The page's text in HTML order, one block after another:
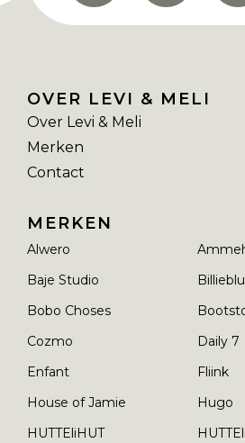
OVER LEVI & MELI
Over Levi & Meli
Merken
Contact
MERKEN
Alwero
Baje Studio
Bobo Choses
Cozmo
Daily 7
Enfant
Fliink
House of Jamie
Hugo
HUTTEliHUT